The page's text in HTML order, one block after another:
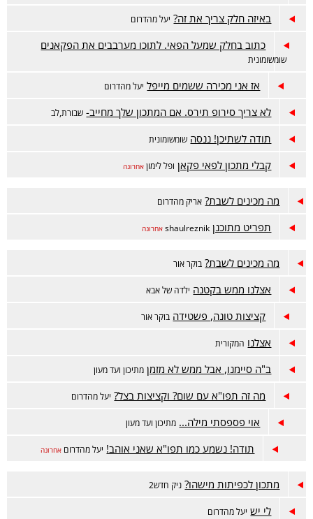
באיזה חלק צריך את זה? יעל מהדרום
כתוב בחלק שמעל הפאי. לתוכו מערבבים את הפקאנים
שומשומונית
אז אני מכירה ששמים מייפל יעל מהדרום
לא צריך סירופ תירס. אם המתכון שלך מחייב- שבורת,לב
תודה לשתיכן! ננסה שומשומונית
קבלי מתכון לפאי פקאן ופל לימון אחרונה
מה מכינים לשבת? אריק מהדרום
תפריט מתוכנן shaulreznik אחרונה
מה מכינים לשבת? בוקר אור
אצלנו ממש בקטנה ילדה של אבא
קציצות טונה, פשטידה בוקר אור
אצלנו המקורית
ב"ה סיימנו, אבל ממש לא מזמן מתיכון ועד מעון
מה זה תפו"א עם שום? וקציצות בצל? יעל מהדרום
אוי פספסתי מילה... מתיכון ועד מעון
תודה! נשמע כמו תפו"א שאני אוהב! יעל מהדרום אחרונה
מתכון לכפיתות מישהו? ניק חדש2
לי יש יעל מהדרום